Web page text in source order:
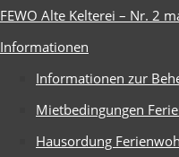
FEWO Alte Kelterei – Nr. 2
Informationen
Informationen zur
Mietbedingungen
Hausordung